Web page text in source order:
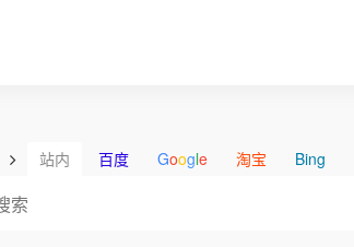
站内 百度 Google 淘宝 Bing